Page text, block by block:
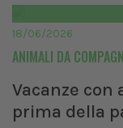
18/06/2026
ANIMALI DA
Vacanze
prima della